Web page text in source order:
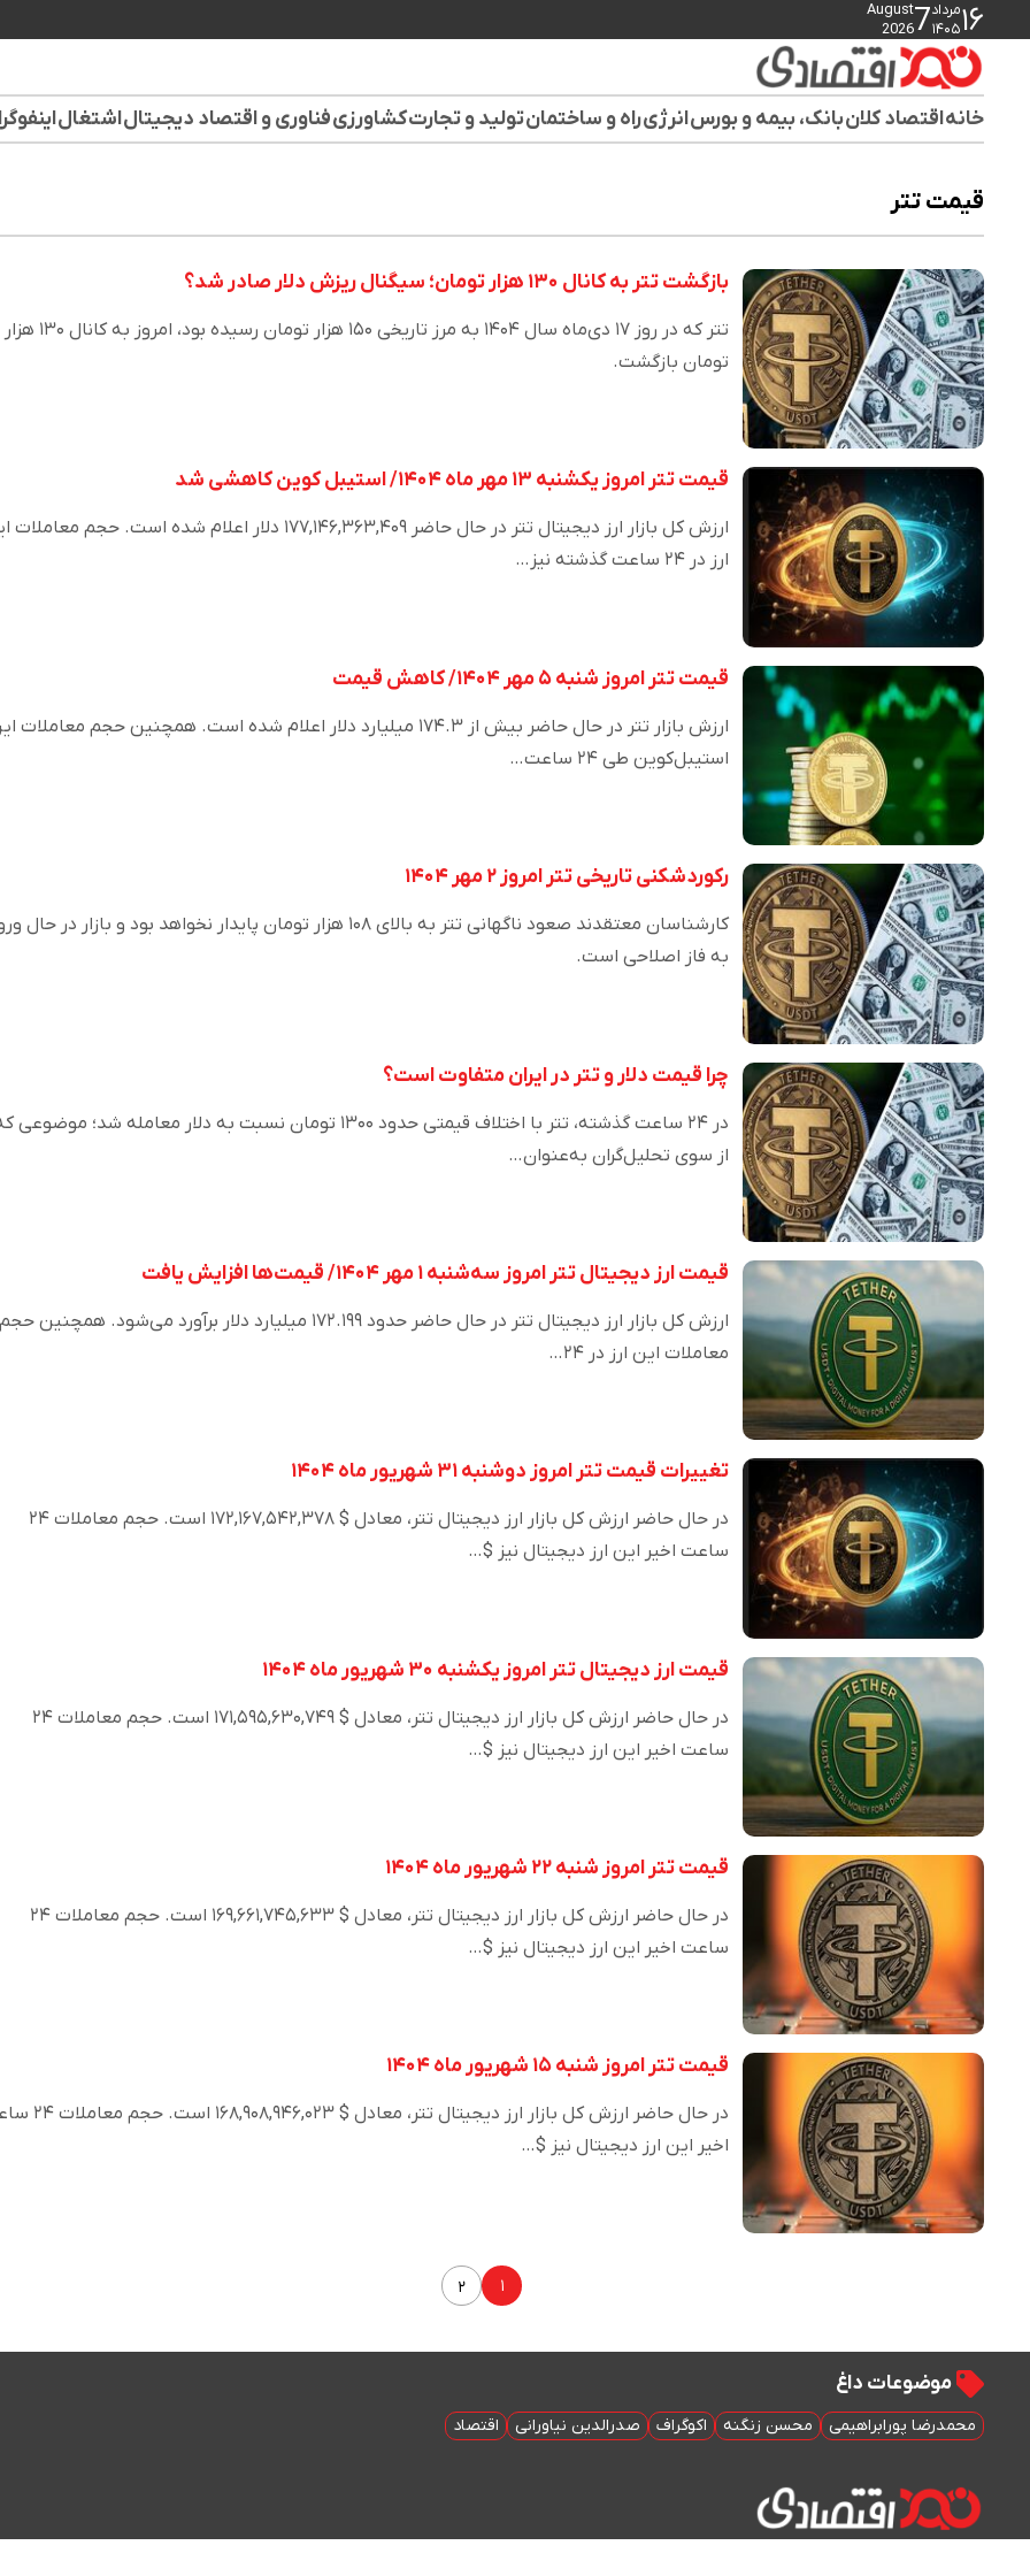
۱۶مرداد
۱۴۰۵7
August
2026
خانهاقتصاد کلانبانک، بیمه و بورسانرژیراه و ساختمانتولید و تجارتکشاورزیفناوری و اقتصاد دیجیتالاشتغال
قیمت تتر
بازگشت تتر به کانال ۱۳۰ هزار تومان؛ سیگنال ریزش دلار صادر شد؟
تتر که در روز ۱۷ دی‌ماه سال ۱۴۰۴ به مرز تاریخی ۱۵۰ هزار تومان رسیده بود، امروز به کانال ۱۳۰ هزار
تومان بازگشت.
قیمت تتر امروز یکشنبه ۱۳ مهر ماه ۱۴۰۴/ استیبل کوین کاهشی شد
ارزش کل بازار ارز دیجیتال تتر در حال حاضر ۱۷۷,۱۴۶,۳۶۳,۴۰۹ دلار اعلام شده است. حجم
ارز در ۲۴ ساعت گذشته نیز…
قیمت تتر امروز شنبه ۵ مهر ۱۴۰۴/ کاهش قیمت
ارزش بازار تتر در حال حاضر بیش از ۱۷۴.۳ میلیارد دلار اعلام شده است. همچنین حجم معاملات
استیبل‌کوین طی ۲۴ ساعت…
رکوردشکنی تاریخی تتر امروز ۲ مهر ۱۴۰۴
کارشناسان معتقدند صعود ناگهانی تتر به بالای ۱۰۸ هزار تومان پایدار نخواهد بود و بازار در حال
به فاز اصلاحی است.
چرا قیمت دلار و تتر در ایران متفاوت است؟
در ۲۴ ساعت گذشته، تتر با اختلاف قیمتی حدود ۱۳۰۰ تومان نسبت به دلار معامله شد؛ موضوعی
از سوی تحلیل‌گران به‌عنوان…
قیمت ارز دیجیتال تتر امروز سه‌شنبه ۱ مهر ۱۴۰۴/ قیمت‌ها افزایش یافت
ارزش کل بازار ارز دیجیتال تتر در حال حاضر حدود ۱۷۲.۱۹۹ میلیارد دلار برآورد می‌شود. همچنین حجم
معاملات این ارز در ۲۴…
تغییرات قیمت تتر امروز دوشنبه ۳۱ شهریور ماه ۱۴۰۴
در حال حاضر ارزش کل بازار ارز دیجیتال تتر، معادل $ ۱۷۲,۱۶۷,۵۴۲,۳۷۸ است. حجم معاملات ۲۴
ساعت اخیر این ارز دیجیتال نیز $…
قیمت ارز دیجیتال تتر امروز یکشنبه ۳۰ شهریور ماه ۱۴۰۴
در حال حاضر ارزش کل بازار ارز دیجیتال تتر، معادل $ ۱۷۱,۵۹۵,۶۳۰,۷۴۹ است. حجم معاملات ۲۴
ساعت اخیر این ارز دیجیتال نیز $…
قیمت تتر امروز شنبه ۲۲ شهریور ماه ۱۴۰۴
در حال حاضر ارزش کل بازار ارز دیجیتال تتر، معادل $ ۱۶۹,۶۶۱,۷۴۵,۶۳۳ است. حجم معاملات ۲۴
ساعت اخیر این ارز دیجیتال نیز $…
قیمت تتر امروز شنبه ۱۵ شهریور ماه ۱۴۰۴
در حال حاضر ارزش کل بازار ارز دیجیتال تتر،
اخیر این ارز دیجیتال نیز $…
۱ ۲
موضوعات داغ
محمدرضا پورابراهیمی محسن زنگنه اکوگراف صدرالدین نیاورانی اقتصاد